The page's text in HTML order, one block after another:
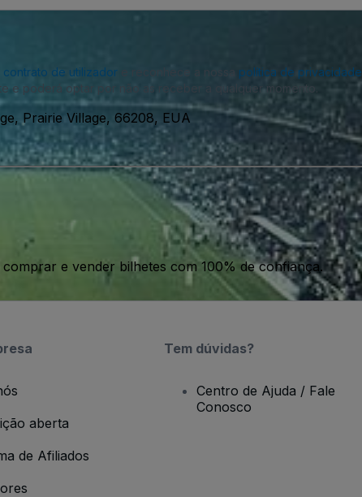
contrato de utilizador política de privacidade
e poderá optar por não as receber a qualquer momento.
Prairie Village, 66208, EUA
e vender bilhetes com 100% de confiança.
aberta
de Afiliados
Tem dúvidas?
Centro de Ajuda / Fale
Conosco